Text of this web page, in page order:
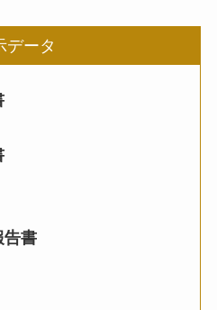
データ
書